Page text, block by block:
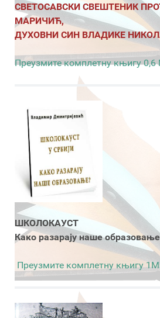
СВЕТОСАВСКИ СВЕШТЕНИК
МАРИЧИЋ,
ДУХОВНИ СИН ВЛАДИКЕ
Преузмите комплетну књигу 0,6
ШКОЛОКАУСТ
Како разарају наше образовање
Преузмите комплетну књигу